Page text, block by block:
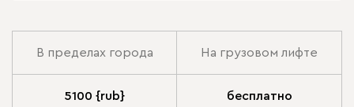
В пределах города На грузовом лифте
5100 {rub} бесплатно